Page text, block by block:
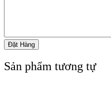
Sản phẩm tương tự